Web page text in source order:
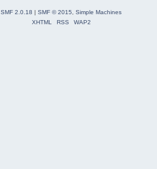
SMF 2.0.18 | SMF © 2015, Simple Machines
XHTML
RSS WAP2